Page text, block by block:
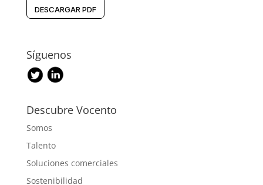
DESCARGAR PDF
Síguenos
Descubre Vocento
Somos
Talento
Soluciones comerciales
Sostenibilidad